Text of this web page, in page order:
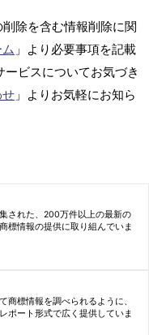
除を含む情報削除に関
」より必要事項を記載
ビスについてお気づき
」よりお気軽にお知ら
された、200万件以上の最新の
標情報の提供に取り組んでいま
商標情報を調べられるように、
ポート形式で広く提供していま